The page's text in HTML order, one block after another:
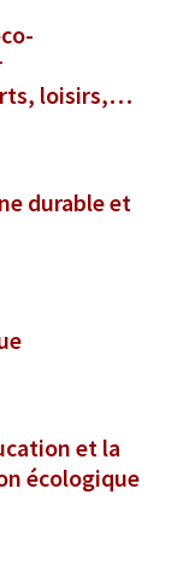
loisirs,
durable et
et la
écologique